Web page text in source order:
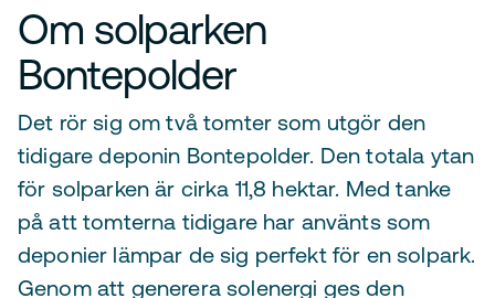
Om solparken
Bontepolder
Det rör sig om två tomter som utgör den
tidigare deponin Bontepolder. Den totala ytan
för solparken är cirka 11,8 hektar. Med tanke
på att tomterna tidigare har använts som
deponier lämpar de sig perfekt för en solpark.
Genom att generera solenergi ges den